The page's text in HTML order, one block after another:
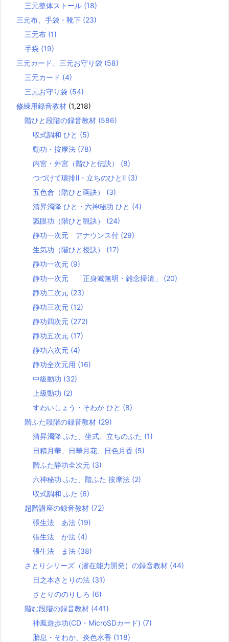
三元整体ストール (18)
三元布、手袋・靴下 (23)
三元布 (1)
手袋 (19)
三元カード、三元お守り袋 (58)
三元カード (4)
三元お守り袋 (54)
修練用録音教材 (1,218)
階ひと段階の録音教材 (586)
収式調和 ひと (5)
動功・按摩法 (78)
内宮・外宮（階ひと伝訣） (8)
つづけて環排Ⅱ・立ちのひとⅡ (3)
五色倉（階ひと画訣） (3)
清昇濁降 ひと・六神秘功 ひと (4)
識眼功（階ひと観訣） (24)
静功一次元 アナウンス付 (29)
生気功（階ひと授訣） (17)
静功一次元 (9)
静功一次元 「正身滅無明・雑念掃清」 (20)
静功二次元 (23)
静功三次元 (12)
静功四次元 (272)
静功五次元 (17)
静功六次元 (4)
静功全次元用 (16)
中級動功 (32)
上級動功 (2)
すわいしょう・そわか ひと (8)
階ふた段階の録音教材 (29)
清昇濁降 ふた、坐式、立ちのふた (1)
日精月華、日華月花、日色月香 (5)
階ふた静功全次元 (3)
六神秘功 ふた、階ふた 按摩法 (2)
収式調和 ふた (6)
超階講座の録音教材 (72)
張生法 あ法 (19)
張生法 か法 (4)
張生法 ま法 (38)
さとりシリーズ（潜在能力開発）の録音教材 (44)
日之本さとりの法 (31)
さとりののりしろ (6)
階む段階の録音教材 (441)
神鳳遊歩功(CD・MicroSDカード) (7)
胎息・そわか、炎色水香 (118)